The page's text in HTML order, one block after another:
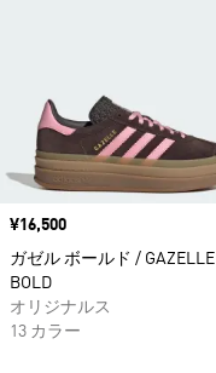
価格
¥16,500
ガゼル ボールド / GAZELLE
BOLD
オリジナルス
13 カラー